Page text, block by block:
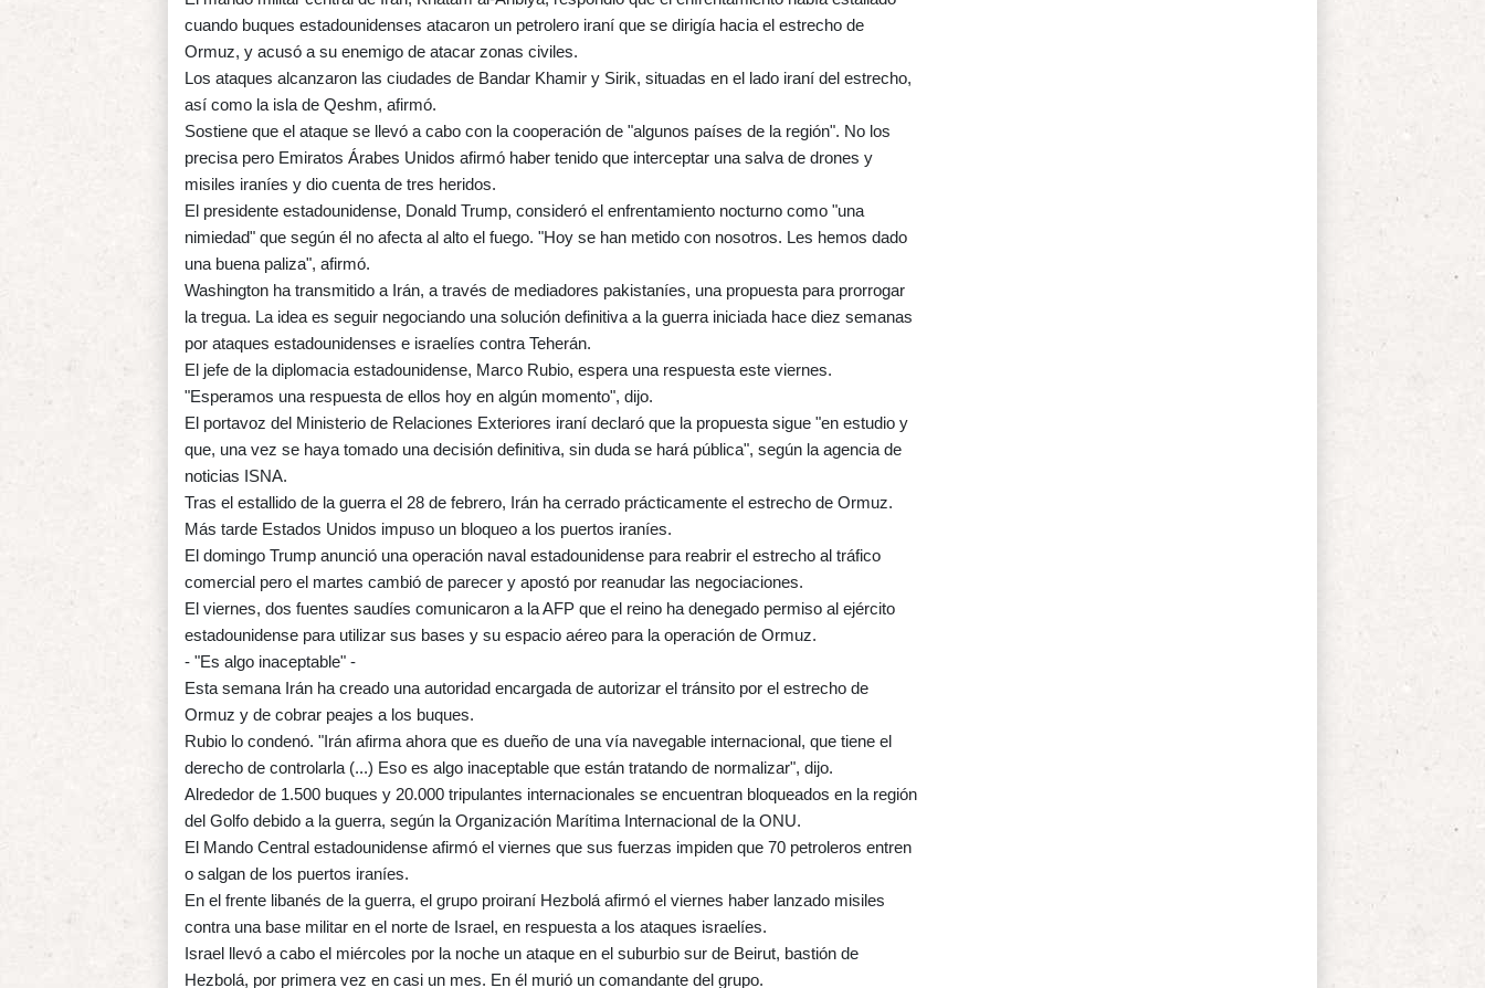
cuando buques estadounidenses atacaron un petrolero iraní que se dirigía hacia el estrecho de
Ormuz, y acusó a su enemigo de atacar zonas civiles.
Los ataques alcanzaron las ciudades de Bandar Khamir y Sirik, situadas en el lado iraní del estrecho,
así como la isla de Qeshm, afirmó.
Sostiene que el ataque se llevó a cabo con la cooperación de "algunos países de la región". No los
precisa pero Emiratos Árabes Unidos afirmó haber tenido que interceptar una salva de drones y
misiles iraníes y dio cuenta de tres heridos.
El presidente estadounidense, Donald Trump, consideró el enfrentamiento nocturno como "una
nimiedad" que según él no afecta al alto el fuego. "Hoy se han metido con nosotros. Les hemos dado
una buena paliza", afirmó.
Washington ha transmitido a Irán, a través de mediadores pakistaníes, una propuesta para prorrogar
la tregua. La idea es seguir negociando una solución definitiva a la guerra iniciada hace diez semanas
por ataques estadounidenses e israelíes contra Teherán.
El jefe de la diplomacia estadounidense, Marco Rubio, espera una respuesta este viernes.
"Esperamos una respuesta de ellos hoy en algún momento", dijo.
El portavoz del Ministerio de Relaciones Exteriores iraní declaró que la propuesta sigue "en estudio y
que, una vez se haya tomado una decisión definitiva, sin duda se hará pública", según la agencia de
noticias ISNA.
Tras el estallido de la guerra el 28 de febrero, Irán ha cerrado prácticamente el estrecho de Ormuz.
Más tarde Estados Unidos impuso un bloqueo a los puertos iraníes.
El domingo Trump anunció una operación naval estadounidense para reabrir el estrecho al tráfico
comercial pero el martes cambió de parecer y apostó por reanudar las negociaciones.
El viernes, dos fuentes saudíes comunicaron a la AFP que el reino ha denegado permiso al ejército
estadounidense para utilizar sus bases y su espacio aéreo para la operación de Ormuz.
- "Es algo inaceptable" -
Esta semana Irán ha creado una autoridad encargada de autorizar el tránsito por el estrecho de
Ormuz y de cobrar peajes a los buques.
Rubio lo condenó. "Irán afirma ahora que es dueño de una vía navegable internacional, que tiene el
derecho de controlarla (...) Eso es algo inaceptable que están tratando de normalizar", dijo.
Alrededor de 1.500 buques y 20.000 tripulantes internacionales se encuentran bloqueados en la región
del Golfo debido a la guerra, según la Organización Marítima Internacional de la ONU.
El Mando Central estadounidense afirmó el viernes que sus fuerzas impiden que 70 petroleros entren
o salgan de los puertos iraníes.
En el frente libanés de la guerra, el grupo proiraní Hezbolá afirmó el viernes haber lanzado misiles
contra una base militar en el norte de Israel, en respuesta a los ataques israelíes.
Israel llevó a cabo el miércoles por la noche un ataque en el suburbio sur de Beirut, bastión de
Hezbolá, por primera vez en casi un mes. En él murió un comandante del grupo.